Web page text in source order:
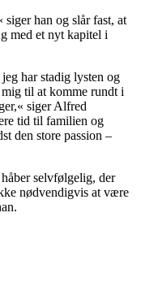
siger han og slår fast, at
med et nyt kapitel i
har stadig lysten og
til at komme rundt i
siger Alfred
tid til familien og
den store passion –
selvfølgelig, der
nødvendigvis at være